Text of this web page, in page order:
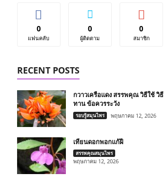
0
แฟนคลับ
0
ผู้ติดตาม
0
สมาชิก
RECENT POSTS
กวาวเครือแดง สรรพคุณ วิธีใช้ วิธี
ทาน ข้อควรระวัง
รอบรู้สมุนไพร พฤษภาคม 12, 2026
เทียนดอกพอกแก้ฝี
สรรพคุณสมุนไพร
พฤษภาคม 12, 2026